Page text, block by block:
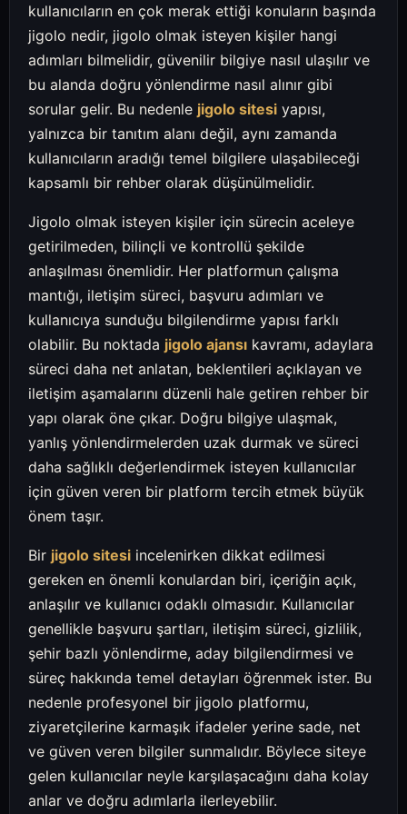
kullanıcıların en çok merak ettiği konuların başında
jigolo nedir, jigolo olmak isteyen kişiler hangi
adımları bilmelidir, güvenilir bilgiye nasıl ulaşılır ve
bu alanda doğru yönlendirme nasıl alınır gibi
sorular gelir. Bu nedenle jigolo sitesi yapısı,
yalnızca bir tanıtım alanı değil, aynı zamanda
kullanıcıların aradığı temel bilgilere ulaşabileceği
kapsamlı bir rehber olarak düşünülmelidir.
Jigolo olmak isteyen kişiler için sürecin aceleye
getirilmeden, bilinçli ve kontrollü şekilde
anlaşılması önemlidir. Her platformun çalışma
mantığı, iletişim süreci, başvuru adımları ve
kullanıcıya sunduğu bilgilendirme yapısı farklı
olabilir. Bu noktada jigolo ajansı kavramı, adaylara
süreci daha net anlatan, beklentileri açıklayan ve
iletişim aşamalarını düzenli hale getiren rehber bir
yapı olarak öne çıkar. Doğru bilgiye ulaşmak,
yanlış yönlendirmelerden uzak durmak ve süreci
daha sağlıklı değerlendirmek isteyen kullanıcılar
için güven veren bir platform tercih etmek büyük
önem taşır.
Bir jigolo sitesi incelenirken dikkat edilmesi
gereken en önemli konulardan biri, içeriğin açık,
anlaşılır ve kullanıcı odaklı olmasıdır. Kullanıcılar
genellikle başvuru şartları, iletişim süreci, gizlilik,
şehir bazlı yönlendirme, aday bilgilendirmesi ve
süreç hakkında temel detayları öğrenmek ister. Bu
nedenle profesyonel bir jigolo platformu,
ziyaretçilerine karmaşık ifadeler yerine sade, net
ve güven veren bilgiler sunmalıdır. Böylece siteye
gelen kullanıcılar neyle karşılaşacağını daha kolay
anlar ve doğru adımlarla ilerleyebilir.